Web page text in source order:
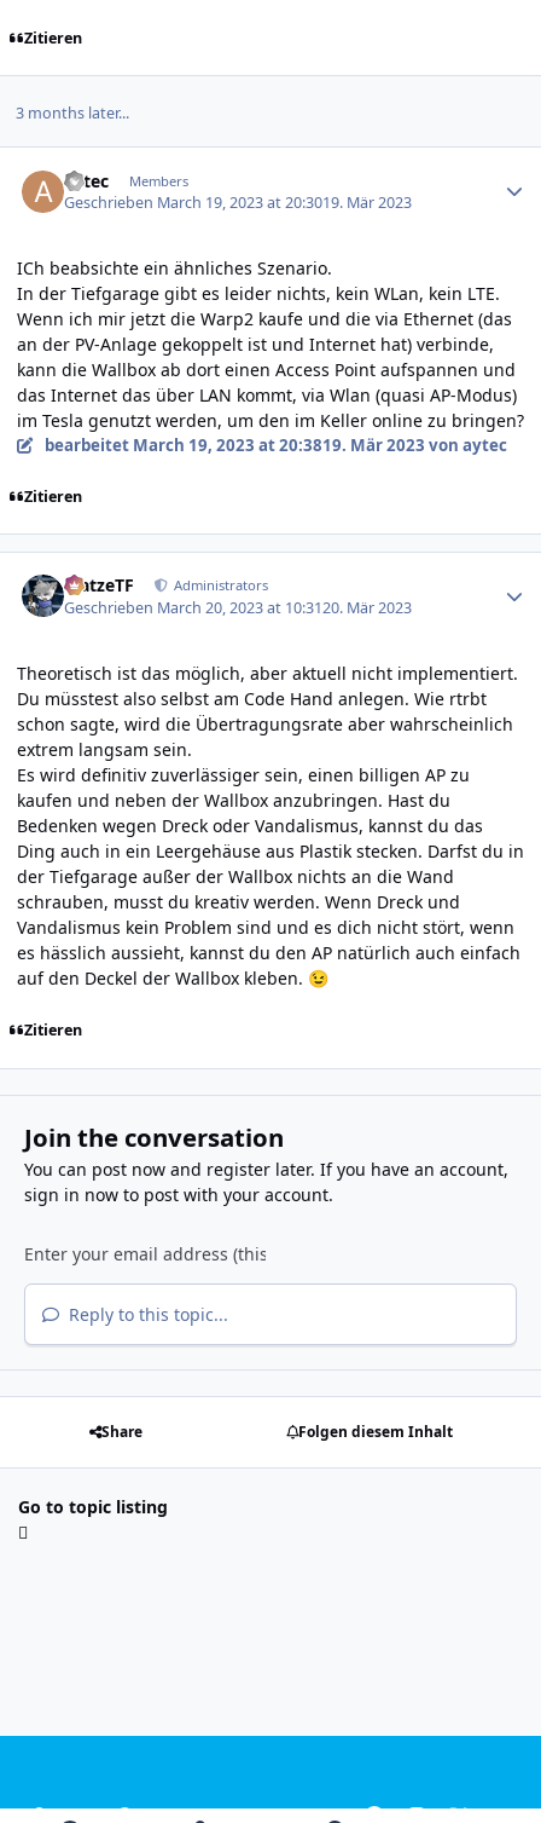
Zitieren
3 months later...
aytec Members
Geschrieben March 19, 2023 at 20:3019. Mär 2023
ICh beabsichte ein ähnliches Szenario.
In der Tiefgarage gibt es leider nichts, kein WLan, kein LTE.
Wenn ich mir jetzt die Warp2 kaufe und die via Ethernet (das
an der PV-Anlage gekoppelt ist und Internet hat) verbinde,
kann die Wallbox ab dort einen Access Point aufspannen und
das Internet das über LAN kommt, via Wlan (quasi AP-Modus)
im Tesla genutzt werden, um den im Keller online zu bringen?
bearbeitet March 19, 2023 at 20:3819. Mär 2023 von aytec
Zitieren
MatzeTF Administrators
Geschrieben March 20, 2023 at 10:3120. Mär 2023
Theoretisch ist das möglich, aber aktuell nicht implementiert.
Du müsstest also selbst am Code Hand anlegen. Wie rtrbt
schon sagte, wird die Übertragungsrate aber wahrscheinlich
extrem langsam sein.
Es wird definitiv zuverlässiger sein, einen billigen AP zu
kaufen und neben der Wallbox anzubringen. Hast du
Bedenken wegen Dreck oder Vandalismus, kannst du das
Ding auch in ein Leergehäuse aus Plastik stecken. Darfst du in
der Tiefgarage außer der Wallbox nichts an die Wand
schrauben, musst du kreativ werden. Wenn Dreck und
Vandalismus kein Problem sind und es dich nicht stört, wenn
es hässlich aussieht, kannst du den AP natürlich auch einfach
auf den Deckel der Wallbox kleben. 😉
Zitieren
Join the conversation
You can post now and register later. If you have an account,
sign in nowto post with your account.
Reply to this topic...
Share Folgen diesem Inhalt
Go to topic listing
Light ModeDark ModeSystem Preference f i x y